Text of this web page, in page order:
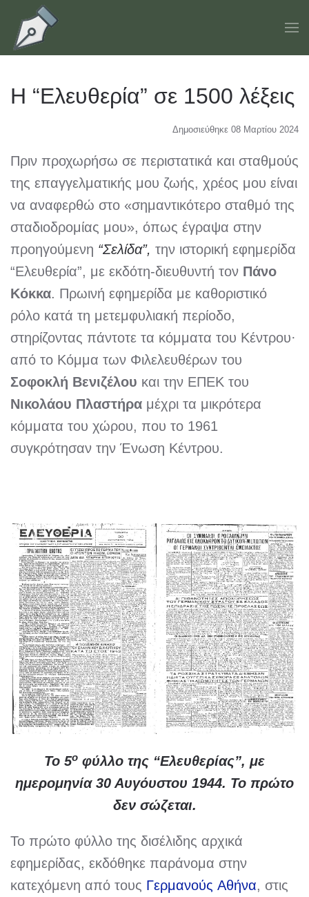
Skip to main content
Η “Ελευθερία” σε 1500 λέξεις
Δημοσιεύθηκε 08 Μαρτίου 2024
Πριν προχωρήσω σε περιστατικά και σταθμούς
της επαγγελματικής μου ζωής, χρέος μου είναι
να αναφερθώ στο «σημαντικότερο σταθμό της
σταδιοδρομίας μου», όπως έγραψα στην
προηγούμενη “Σελίδα”, την ιστορική εφημερίδα
“Ελευθερία”, με εκδότη-διευθυντή τον Πάνο
Κόκκα. Πρωινή εφημερίδα με καθοριστικό
ρόλο κατά τη μετεμφυλιακή περίοδο,
στηρίζοντας πάντοτε τα κόμματα του Κέντρου·
από το Κόμμα των Φιλελευθέρων του
Σοφοκλή Βενιζέλου και την ΕΠΕΚ του
Νικολάου Πλαστήρα μέχρι τα μικρότερα
κόμματα του χώρου, που το 1961
συγκρότησαν την Ένωση Κέντρου.
Το 5ο φύλλο της “Ελευθερίας”, με
ημερομηνία 30 Αυγόυστου 1944. Το πρώτο
δεν σώζεται.
Το πρώτο φύλλο της δισέλιδης αρχικά
εφημερίδας, εκδόθηκε παράνομα στην
κατεχόμενη από τους Γερμανούς Αθήνα, στις